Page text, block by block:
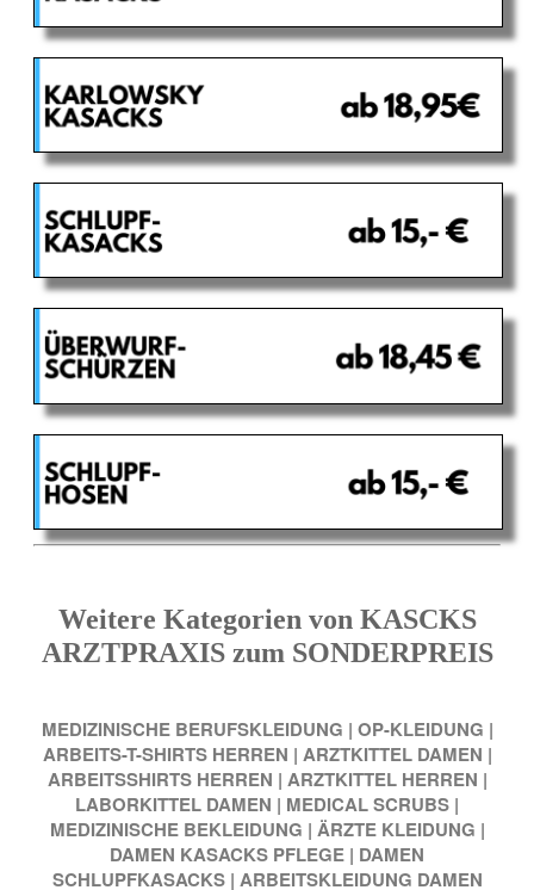
Weitere Kategorien von KASCKS
ARZTPRAXIS zum SONDERPREIS
MEDIZINISCHE BERUFSKLEIDUNG | OP-KLEIDUNG |
ARBEITS-T-SHIRTS HERREN | ARZTKITTEL DAMEN |
ARBEITSSHIRTS HERREN | ARZTKITTEL HERREN |
LABORKITTEL DAMEN | MEDICAL SCRUBS |
MEDIZINISCHE BEKLEIDUNG | ÄRZTE KLEIDUNG |
DAMEN KASACKS PFLEGE | DAMEN
SCHLUPFKASACKS | ARBEITSKLEIDUNG DAMEN